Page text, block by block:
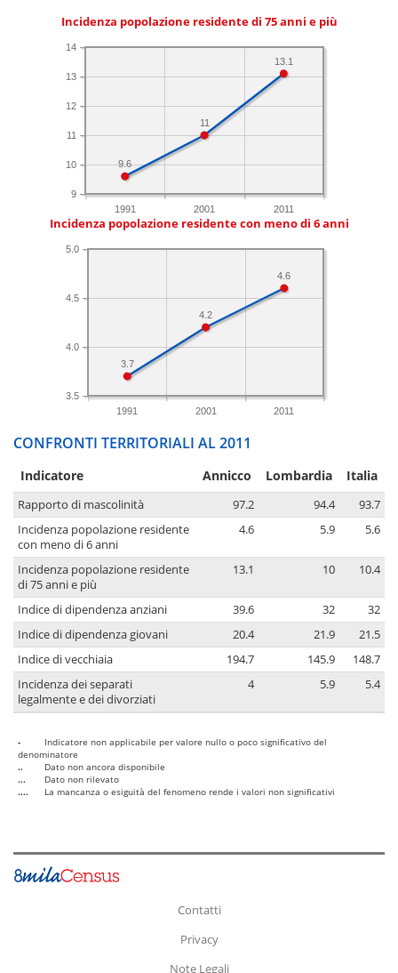
Incidenza popolazione residente di 75 anni e più
1991 2001 2011
9
10
11
12
13
14
13.1
11
9.6
Incidenza popolazione residente con meno di 6 anni
1991 2001 2011
3.5
4.0
4.5
5.0
4.6
4.2
3.7
CONFRONTI TERRITORIALI AL 2011
Indicatore Annicco Lombardia Italia
Rapporto di mascolinità 97.2 94.4
93.7
Incidenza popolazione residente
con meno di 6 anni
4.6 5.9 5.6
Incidenza popolazione residente
di 75 anni e più
13.1 10 10.4
Indice di dipendenza anziani 39.6 32
32
Indice di dipendenza giovani
20.4 21.9
21.5
Indice di vecchiaia
194.7 145.9
148.7
Incidenza dei separati
legalmente e dei divorziati
4 5.9 5.4
-
Indicatore non applicabile per valore nullo o poco significativo del
denominatore
..
Dato non ancora disponibile
...
Dato non rilevato
....
La mancanza o esiguità del fenomeno rende i valori non significativi
Contatti
Privacy
Note Legali